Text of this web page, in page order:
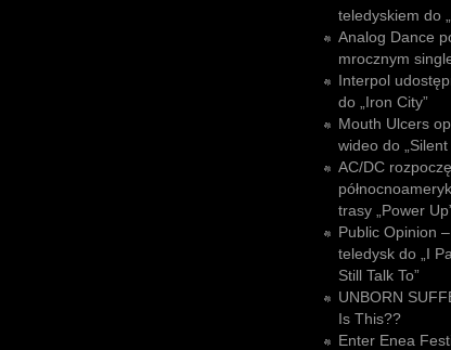
teledyskiem do
Analog Dance
mrocznym
Interpol
do „Iron City”
Mouth Ulcers
wideo do „Silent
AC/DC
trasy „Power
Public Opinion
teledysk do „I
Still Talk To”
UNBORN
Is This??
Enter Enea